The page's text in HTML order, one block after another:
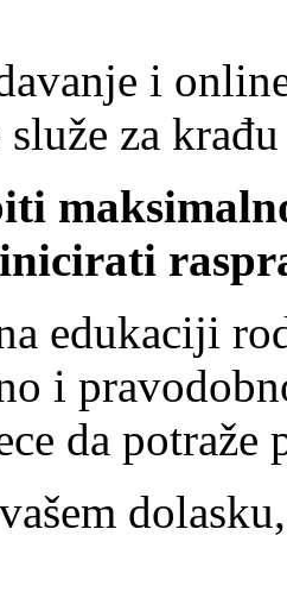
i
za
inicirati
edukaciji
i
da potraže